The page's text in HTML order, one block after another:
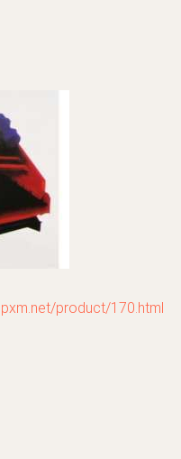
product/170.html